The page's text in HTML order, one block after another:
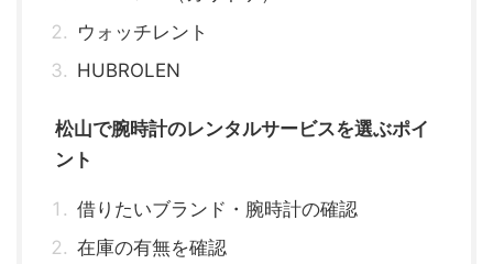
ウォッチレント
HUBROLEN
松山で腕時計のレンタルサービスを選ぶポイ
ント
借りたいブランド・腕時計の確認
在庫の有無を確認